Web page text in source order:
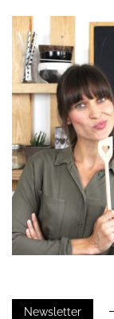
Newsletter